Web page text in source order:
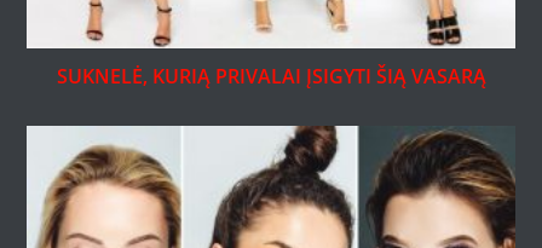
SUKNELĖ, KURIĄ PRIVALAI ĮSIGYTI ŠIĄ VASARĄ